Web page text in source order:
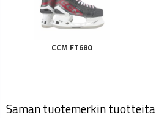
CCM FT680
Saman tuotemerkin tuotteita